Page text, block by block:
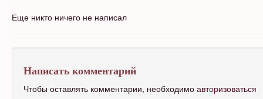
Еще никто ничего не написал
Написать комментарий
Чтобы оставлять комментарии, необходимо авторизоваться